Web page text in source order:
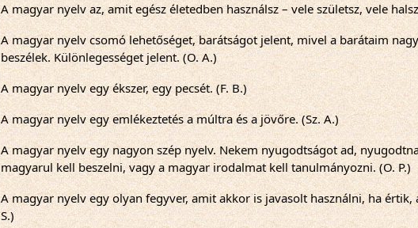
A magyar nyelv az, amit egész életedben használsz – vele születsz, vele
A magyar nyelv csomó lehetőséget, barátságot jelent, mivel a barátaim
beszélek. Különlegességet jelent. (O. A.)
A magyar nyelv egy ékszer, egy pecsét. (F. B.)
A magyar nyelv egy emlékeztetés a múltra és a jövőre. (Sz. A.)
A magyar nyelv egy nagyon szép nyelv. Nekem nyugodtságot ad,
magyarul kell beszelni, vagy a magyar irodalmat kell tanulmányozni. (O. P.)
A magyar nyelv egy olyan fegyver, amit akkor is javasolt használni, ha értik,
S.)